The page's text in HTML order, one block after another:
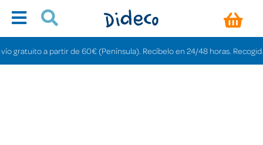
gratuito a partir de 60€ (Península). Recíbelo en 24/48 horas. Recogida